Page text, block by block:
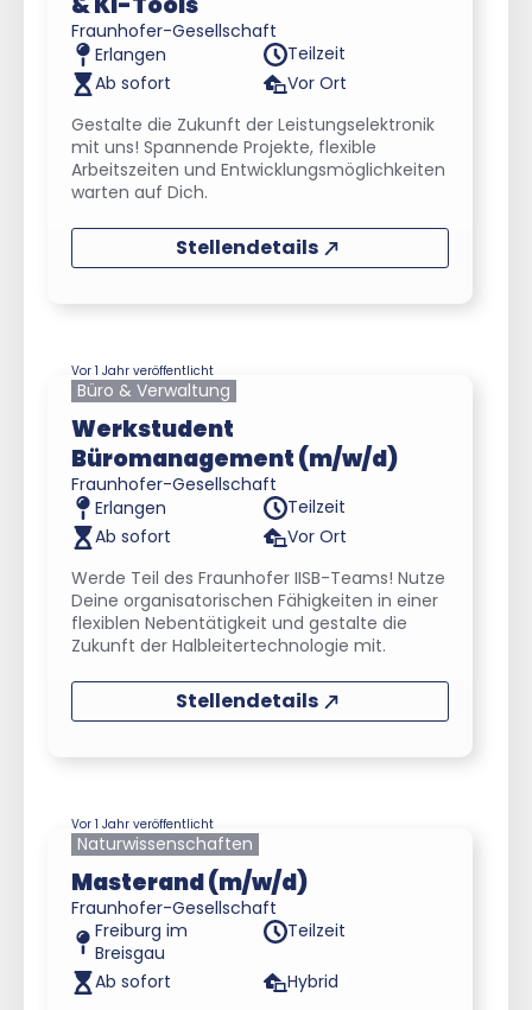
Fraunhofer-Gesellschaft
Erlangen
Teilzeit
Ab sofort
Vor Ort
Gestalte die Zukunft der Leistungselektronik
mit uns! Spannende Projekte, flexible
Arbeitszeiten und Entwicklungsmöglichkeiten
warten auf Dich.
Stellendetails
Vor 1 Jahr veröffentlicht
Büro & Verwaltung
Werkstudent
Büromanagement (m/w/d)
Fraunhofer-Gesellschaft
Erlangen
Teilzeit
Ab sofort
Vor Ort
Werde Teil des Fraunhofer IISB-Teams! Nutze
Deine organisatorischen Fähigkeiten in einer
flexiblen Nebentätigkeit und gestalte die
Zukunft der Halbleitertechnologie mit.
Stellendetails
Vor 1 Jahr veröffentlicht
Naturwissenschaften
Masterand (m/w/d)
Fraunhofer-Gesellschaft
Freiburg im
Breisgau
Teilzeit
Ab sofort
Hybrid